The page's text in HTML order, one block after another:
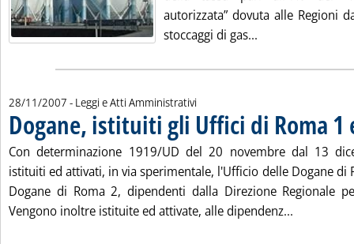
autorizzata” dovuta alle Regioni
stoccaggi di gas...
28/11/2007 - Leggi e Atti Amministrativi
Dogane, istituiti gli Uffici di Roma 1
Con determinazione 1919/UD del 20 novembre dal 13
istituiti ed attivati, in via sperimentale, l'Ufficio delle Dogane di
Dogane di Roma 2, dipendenti dalla Direzione Regionale
Vengono inoltre istituite ed attivate, alle dipendenz...